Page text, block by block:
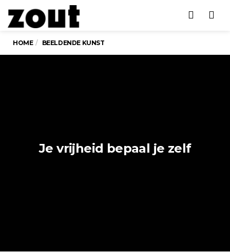
HOME BEELDENDE KUNST
Je vrijheid bepaal je zelf